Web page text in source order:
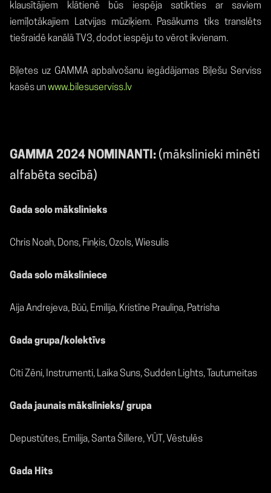
klausītājiem klātienē būs iespēja satikties ar saviem
iemīļotākajiem Latvijas mūziķiem. Pasākums tiks translēts
tiešraidē kanālā TV3, dodot iespēju to vērot ikvienam.
Biļetes uz GAMMA apbalvošanu iegādājamas Biļešu Serviss
kasēs unwww.bilesuserviss.lv
GAMMA 2024 NOMINANTI: (mākslinieki minēti
alfabēta secībā)
Gada solo mākslinieks
Chris Noah, Dons, Finķis, Ozols, Wiesulis
Gada solo māksliniece
Aija Andrejeva, Būū, Emilija, Kristīne Prauliņa, Patrisha
Gada grupa/kolektīvs
Citi Zēni, Instrumenti, Laika Suns, Sudden Lights, Tautumeitas
Gada jaunais mākslinieks/ grupa
Depustūtes, Emilija, Santa Šillere, YŪT, Vēstulēs
Gada Hits